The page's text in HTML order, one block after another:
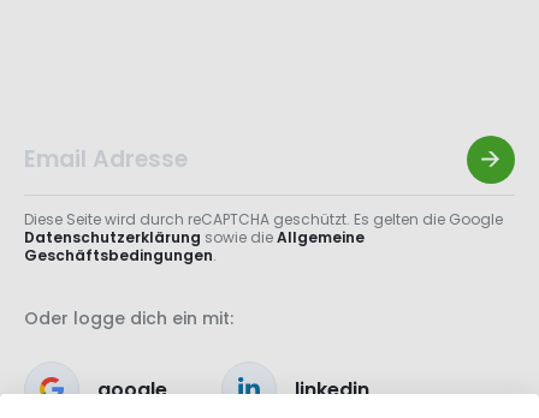
Diese Seite wird durch reCAPTCHA geschützt. Es gelten die Google
Datenschutzerklärung sowie dieAllgemeine
Geschäftsbedingungen.
Oder logge dich ein mit:
google linkedin